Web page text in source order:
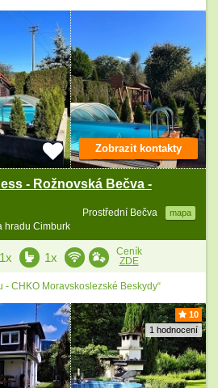
- Rožnovská Bečva -
Prostřední Bečva mapa
hradu Cimburk
Zobrazit kontakty
1x 1x
Ceník
ZDE
- CHKO Moravskoslezské Beskydy“
10
1 hodnocení